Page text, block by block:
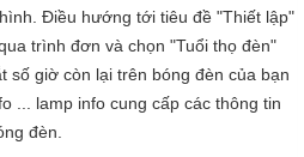
Điều hướng tới tiêu đề "Thiết lập"
trình đơn và chọn "Tuổi thọ đèn"
số giờ còn lại trên bóng đèn của bạn
... lamp info cung cấp các thông tin
đèn.